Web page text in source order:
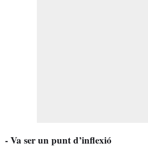
- Va ser un punt d’inflexió